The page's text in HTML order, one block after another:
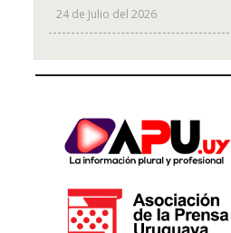
24 de Julio del 2026